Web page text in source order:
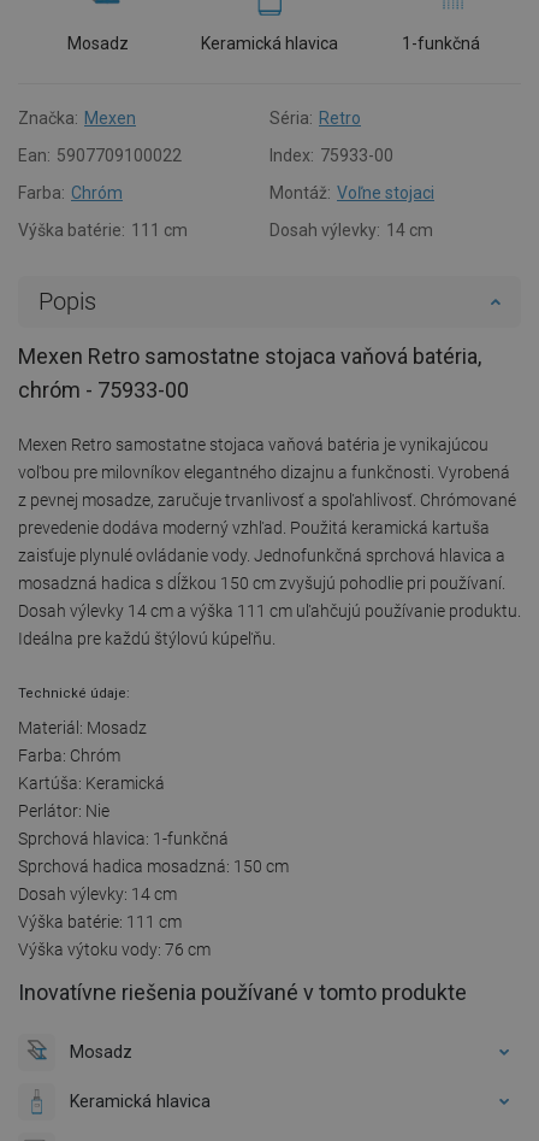
Mosadz Keramická hlavica 1-funkčná
Značka: Mexen Séria: Retro
Ean: 5907709100022 Index: 75933-00
Farba: Chróm Montáž: Voľne stojaci
Výška batérie: 111 cm Dosah výlevky: 14 cm
Popis
Mexen Retro samostatne stojaca vaňová batéria,
chróm - 75933-00
Mexen Retro samostatne stojaca vaňová batéria je vynikajúcou
voľbou pre milovníkov elegantného dizajnu a funkčnosti. Vyrobená
z pevnej mosadze, zaručuje trvanlivosť a spoľahlivosť. Chrómované
prevedenie dodáva moderný vzhľad. Použitá keramická kartuša
zaisťuje plynulé ovládanie vody. Jednofunkčná sprchová hlavica a
mosadzná hadica s dĺžkou 150 cm zvyšujú pohodlie pri používaní.
Dosah výlevky 14 cm a výška 111 cm uľahčujú používanie produktu.
Ideálna pre každú štýlovú kúpeľňu.
Technické údaje:
Materiál: Mosadz
Farba: Chróm
Kartúša: Keramická
Perlátor: Nie
Sprchová hlavica: 1-funkčná
Sprchová hadica mosadzná: 150 cm
Dosah výlevky: 14 cm
Výška batérie: 111 cm
Výška výtoku vody: 76 cm
Inovatívne riešenia používané v tomto produkte
Mosadz
Keramická hlavica